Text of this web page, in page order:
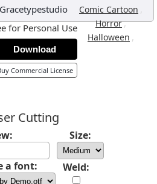
Gracetypestudio Comic Cartoon ,
Horror,
Halloween ,
for Personal Use
Download
Commercial License
Cutting
Size:
a font: Weld: